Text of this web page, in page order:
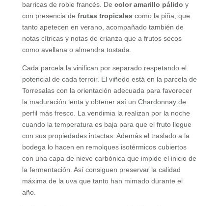
barricas de roble francés. De color amarillo pálido y
con presencia de frutas tropicales como la piña, que
tanto apetecen en verano, acompañado también de
notas cítricas y notas de crianza que a frutos secos
como avellana o almendra tostada.
Cada parcela la vinifican por separado respetando el
potencial de cada terroir. El viñedo está en la parcela de
Torresalas con la orientación adecuada para favorecer
la maduración lenta y obtener así un Chardonnay de
perfil más fresco. La vendimia la realizan por la noche
cuando la temperatura es baja para que el fruto llegue
con sus propiedades intactas. Además el traslado a la
bodega lo hacen en remolques isotérmicos cubiertos
con una capa de nieve carbónica que impide el inicio de
la fermentación. Así consiguen preservar la calidad
máxima de la uva que tanto han mimado durante el
año.